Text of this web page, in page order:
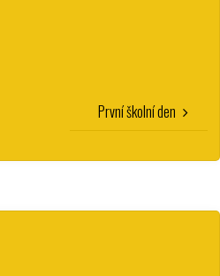
První školní den